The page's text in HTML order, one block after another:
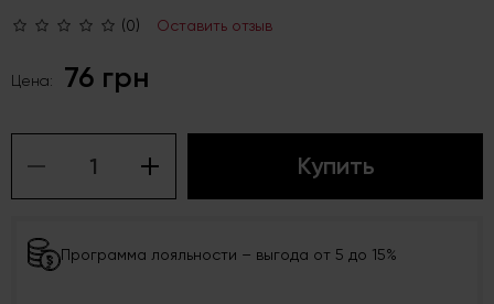
(0) Оставить отзыв
Цена: 76 грн
Купить
Программа лояльности – выгода от 5 до 15%